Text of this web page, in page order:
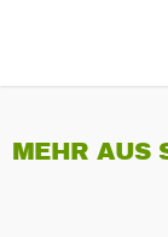
MEHR AUS